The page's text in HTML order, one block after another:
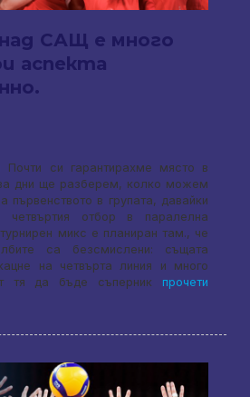
САЩ е много
аспекта
Почти си гарантирахме място в
дни ще разберем, колко можем
първенството в групата, давайки
отбор в паралелна
микс е планиран там., че
са безсмислени: същата
на четвърта линия и много
тя да бъде съперник прочети